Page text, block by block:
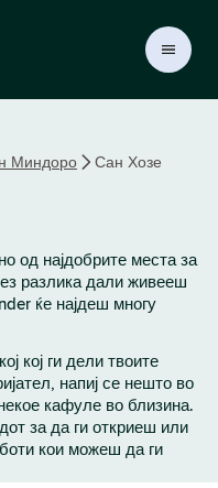
Миндоро Сан Хозе
од најдобрите места за
разлика дали живееш
ќе најдеш многу
кој ги дели твоите
напиј се нешто во
кафуле во близина.
за да ги откриеш или
кои можеш да ги